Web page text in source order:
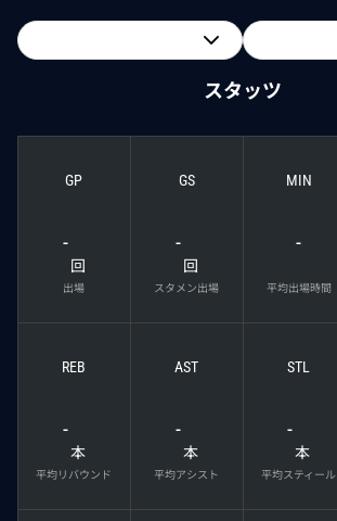
スタッツ
GP
-
回
出場
GS
-
回
スタメン出場
MIN
-
平均出場時間
REB
-
本
平均リバウンド
AST
-
本
平均アシスト
STL
-
本
平均スティール